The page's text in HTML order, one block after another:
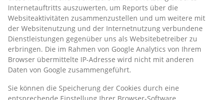
Internetauftritts auszuwerten, um Reports über die
Websiteaktivitäten zusammenzustellen und um weitere mit
der Websitenutzung und der Internetnutzung verbundene
Dienstleistungen gegenüber uns als Websitebetreiber zu
erbringen. Die im Rahmen von Google Analytics von Ihrem
Browser übermittelte IP-Adresse wird nicht mit anderen
Daten von Google zusammengeführt.
Sie können die Speicherung der Cookies durch eine